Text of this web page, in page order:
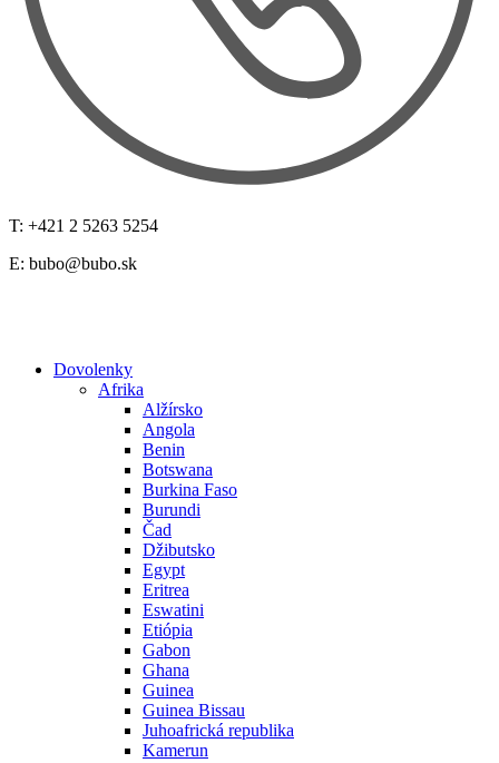
T: +421 2 5263 5254
E: bubo@bubo.sk
Dovolenky
Afrika
Alžírsko
Angola
Benin
Botswana
Burkina Faso
Burundi
Čad
Džibutsko
Egypt
Eritrea
Eswatini
Etiópia
Gabon
Ghana
Guinea
Guinea Bissau
Juhoafrická republika
Kamerun